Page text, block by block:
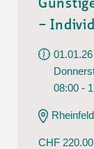
–
08:00 -
CHF 220.00